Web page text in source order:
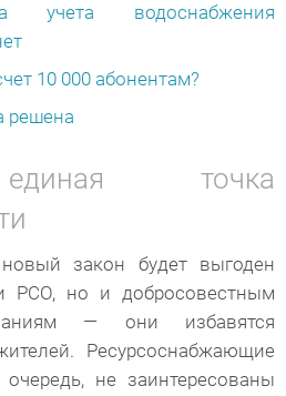
учета водоснабжения
10 000 абонентам?
решена
точка
новый закон будет выгоден
РСО, но и добросовестным
— они избавятся
Ресурсоснабжающие
не заинтересованы